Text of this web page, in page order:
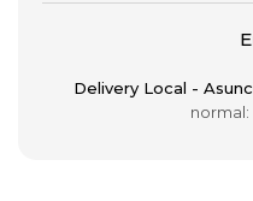
Delivery Local -
normal: